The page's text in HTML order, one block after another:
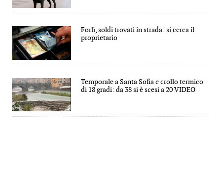
Forlì, soldi trovati in strada: si cerca il
proprietario
Temporale a Santa Sofia e crollo termico
di 18 gradi: da 38 si è scesi a 20 VIDEO